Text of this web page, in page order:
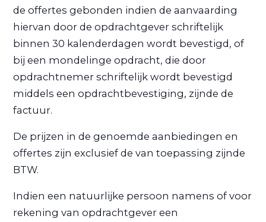
de offertes gebonden indien de aanvaarding
hiervan door de opdrachtgever schriftelijk
binnen 30 kalenderdagen wordt bevestigd, of
bij een mondelinge opdracht, die door
opdrachtnemer schriftelijk wordt bevestigd
middels een opdrachtbevestiging, zijnde de
factuur.
De prijzen in de genoemde aanbiedingen en
offertes zijn exclusief de van toepassing zijnde
BTW.
Indien een natuurlijke persoon namens of voor
rekening van opdrachtgever een